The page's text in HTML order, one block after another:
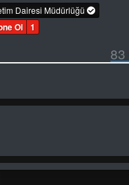
Dairesi Müdürlüğü
Ol 1
83